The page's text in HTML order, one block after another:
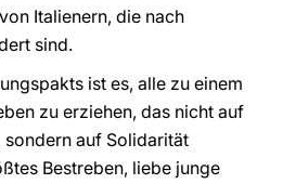
Italienern, die nach
sind.
ist es, alle zu einem
zu erziehen, das nicht auf
auf Solidarität
Bestreben, liebe junge